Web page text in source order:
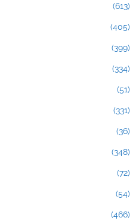
(613)
(405)
(399)
(334)
(51)
(331)
(36)
(348)
(72)
(54)
(466)